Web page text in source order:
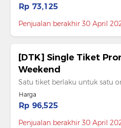
Rp 73,125
Penjualan berakhir 30 April
[DTK] Single Tiket
Weekend
Satu tiket berlaku untuk satu
Harga
Rp 96,525
Penjualan berakhir 30 April